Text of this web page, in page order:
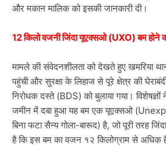
और मकान मालिक को इसकी जानकारी दी।
12 किलो वजनी जिंदा यूएक्सओ (UXO) बम होने
मामले की संवेदनशीलता को देखते हुए खमरिया
पहुंची और सुरक्षा के लिहाज से पूरे क्षेत्र की
निरोधक दस्ते (BDS) को बुलाया गया। विशेषज्ञों
जमीन में दबा हुआ यह बम एक यूएक्सओ
बिना फटा सैन्य गोला-बारूद) है, जो पूरी तरह
है कि इस बम का वजन १२ किलोग्राम से अधिक